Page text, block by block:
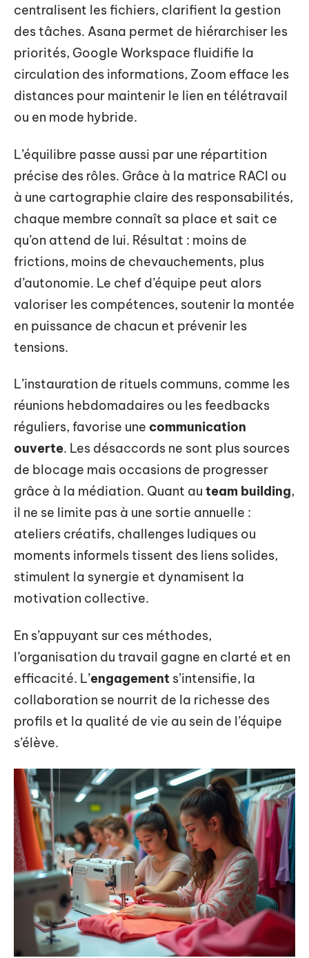
centralisent les fichiers, clarifient la gestion
des tâches. Asana permet de hiérarchiser les
priorités, Google Workspace fluidifie la
circulation des informations, Zoom efface les
distances pour maintenir le lien en télétravail
ou en mode hybride.
L’équilibre passe aussi par une répartition
précise des rôles. Grâce à la matrice RACI ou
à une cartographie claire des responsabilités,
chaque membre connaît sa place et sait ce
qu’on attend de lui. Résultat : moins de
frictions, moins de chevauchements, plus
d’autonomie. Le chef d’équipe peut alors
valoriser les compétences, soutenir la montée
en puissance de chacun et prévenir les
tensions.
L’instauration de rituels communs, comme les
réunions hebdomadaires ou les feedbacks
réguliers, favorise une communication
ouverte. Les désaccords ne sont plus sources
de blocage mais occasions de progresser
grâce à la médiation. Quant au team building,
il ne se limite pas à une sortie annuelle :
ateliers créatifs, challenges ludiques ou
moments informels tissent des liens solides,
stimulent la synergie et dynamisent la
motivation collective.
En s’appuyant sur ces méthodes,
l’organisation du travail gagne en clarté et en
efficacité. L’engagement s’intensifie, la
collaboration se nourrit de la richesse des
profils et la qualité de vie au sein de l’équipe
s’élève.